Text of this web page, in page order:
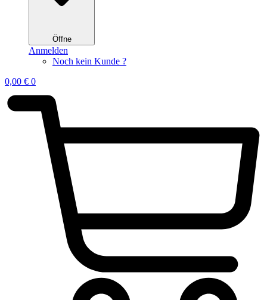
Öffne
Anmelden
Noch kein Kunde ?
0,00 € 0